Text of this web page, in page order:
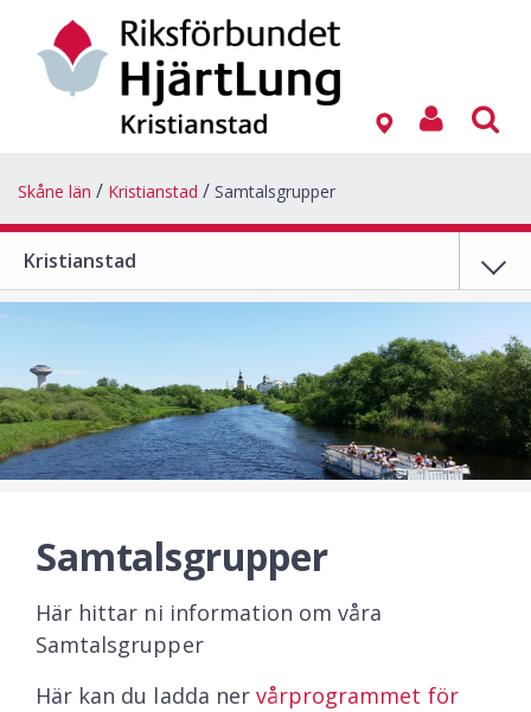
Skåne län Kristianstad Samtalsgrupper
Kristianstad
Samtalsgrupper
Här hittar ni information om våra
Samtalsgrupper
Här kan du ladda ner vårprogrammet för